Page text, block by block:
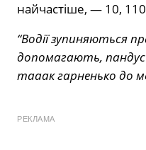
найчастіше, — 10,
“Водії зупиняються
допомагають,
тааак гарненько до
РЕКЛАМА